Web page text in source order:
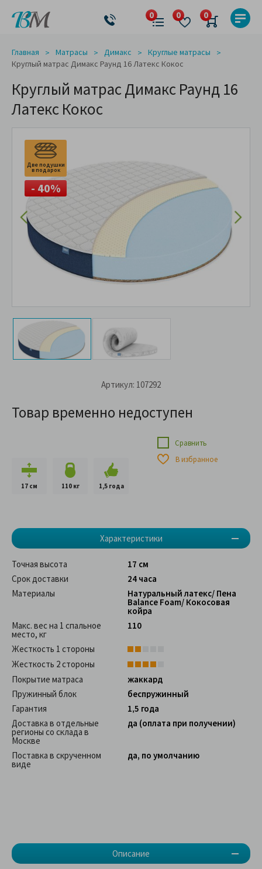
Главная Матрасы Димакс
Круглые матрасы
Круглый матрас Димакс Раунд 16 Латекс Кокос
Круглый матрас Димакс Раунд 16
Латекс Кокос
Две подушки
в подарок
- 40%
Артикул: 107292
Товар временно недоступен
Сравнить
В избранное
17 см 110 кг 1,5 года
Характеристики
Описание
Точная высота
17 см
Срок доставки
24 часа
Материалы
Натуральный латекс/ Пена
Balance Foam/ Кокосовая
койра
Макс. вес на 1 спальное
место, кг
110
Жесткость 1 стороны
Жесткость 2 стороны
Покрытие матраса
жаккард
Пружинный блок
беспружинный
Гарантия
1,5 года
Доставка в отдельные
регионы со склада в
Москве
да (оплата при получении)
Поставка в скрученном
виде
да, по умолчанию